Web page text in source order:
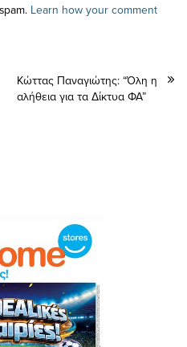
Learn how your comment
Κώττας Παναγιώτης: “Όλη η
αλήθεια για τα Δίκτυα ΦΑ”